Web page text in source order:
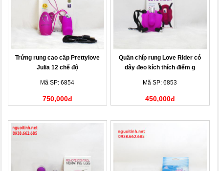
Trứng rung cao cấp Prettylove
Julia 12 chế độ
Mã SP: 6854
750,000đ
Quần chíp rung Love Rider có
dây đeo kích thích điểm g
Mã SP: 6853
450,000đ